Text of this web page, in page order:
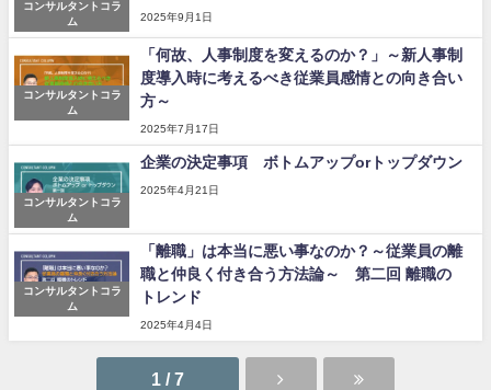
コンサルタントコラ
ム
2025年9月1日
コンサルタントコラ
ム
「何故、人事制度を変えるのか？」～新人事制
度導入時に考えるべき従業員感情との向き合い
方～
2025年7月17日
コンサルタントコラ
ム
企業の決定事項 ボトムアップorトップダウン
2025年4月21日
コンサルタントコラ
ム
「離職」は本当に悪い事なのか？～従業員の離
職と仲良く付き合う方法論～ 第二回 離職の
トレンド
2025年4月4日
1 / 7